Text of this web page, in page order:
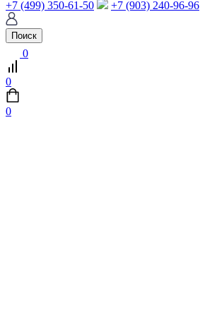
+7 (499) 350-61-50 +7 (903) 240-96-96
Поиск
0
0
0